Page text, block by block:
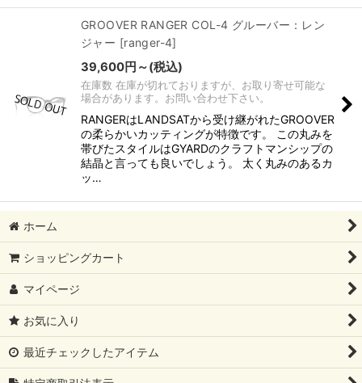
GROOVER RANGER COL-4 グルーバー：レン
ジャー [ranger-4]
39,600円 ～(税込)
在庫数 在庫が切れておりますが、お取り寄せ可能な
場合があります。お問い合わせ下さい。
RANGERはLANDSATから受け継がれたGROOVER
の柔らかいカッティングが特徴です。 この丸みを
帯びたスタイルはGYARDのクラフトマンシップの
結晶と言っても良いでしょう。 太く丸みのあるカ
ッ…
ホーム
ショッピングカート
マイページ
お気に入り
最近チェックしたアイテム